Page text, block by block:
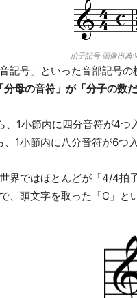
拍子記号 画像出典
記号」といった音部記号
分母の音符」が「分子の数
、1小節内に四分音符が4つ
、1小節内に八分音符が6つ
界ではほとんどが「4/4拍
、頭文字を取った「C」と